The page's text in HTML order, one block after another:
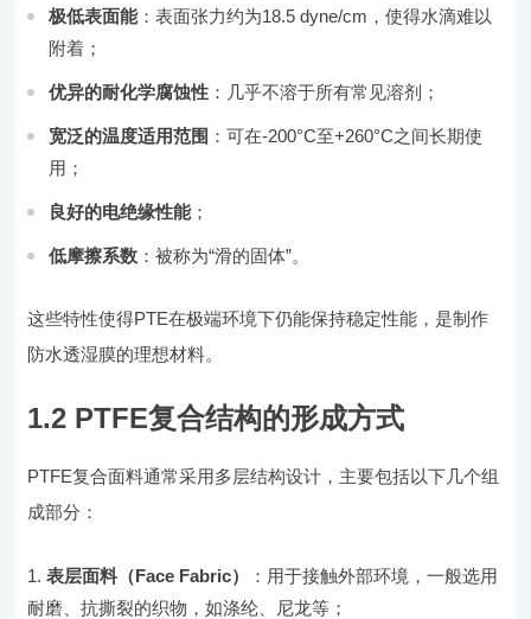
极低表面能：表面张力约为18.5 dyne/cm，使得水滴难以
附着；
优异的耐化学腐蚀性 ：几乎不溶于所有常见溶剂；
宽泛的温度适用范围 ：可在-200°C至+260°C之间长期使
用；
良好的电绝缘性能；
低摩擦系数 ：被称为“滑的固体”。
这些特性使得PTE在极端环境下仍能保持稳定性能，是制作
防水透湿膜的理想材料。
1.2 PTFE复合结构的形成方式
PTFE复合面料通常采用多层结构设计，主要包括以下几个组
成部分：
表层面料（Face Fabric）
：用于接触外部环境，一般选用
耐磨、抗撕裂的织物，如涤纶、尼龙等；